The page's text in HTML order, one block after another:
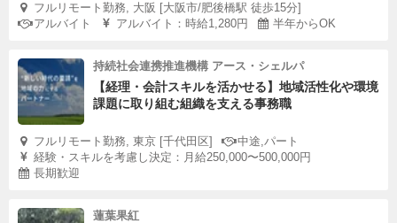
フルリモート勤務, 大阪 [大阪市/肥後橋駅 徒歩15分]
アルバイト
アルバイト：時給1,280円 半年からOK
持続社会連携推進機構 アース・シェルパ
【経理・会計スキルを活かせる】地域活性化や環境
課題に取り組む組織を支える事務職
フルリモート勤務, 東京 [千代田区]
中途,パート
経験・スキルを考慮し決定：月給250,000〜500,000円
長期歓迎
蓮葉果紅